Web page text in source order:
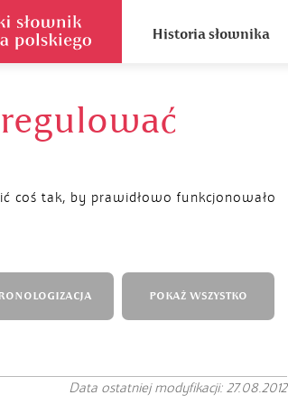
Historia słownika
coś tak, by prawidłowo funkcjonowało
POKAŻ WSZYSTKO
Data ostatniej modyfikacji: 27.08.2012